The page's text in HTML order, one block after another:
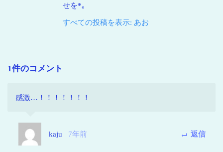
せを*｡
すべての投稿を表示: あお
1件のコメント
感激…！！！！！！！
kaju 7年前 返信